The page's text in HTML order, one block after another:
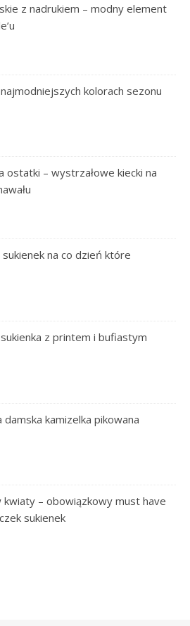
z nadrukiem – modny element
kolorach sezonu
ostatki – wystrzałowe kiecki na
na co dzień które
z printem i bufiastym
damska kamizelka pikowana
kwiaty – obowiązkowy must have
sukienek